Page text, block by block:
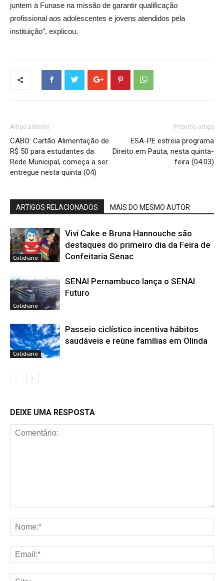
juntem à Funase na missão de garantir qualificação
profissional aos adolescentes e jovens atendidos pela
instituição”, explicou.
Artigo anterior
CABO: Cartão Alimentação de
R$ 50 para estudantes da
Rede Municipal, começa a ser
entregue nesta quinta (04)
Próximo artigo
ESA-PE estreia programa
Direito em Pauta, nesta quinta-
feira (04.03)
ARTIGOS RELACIONADOS MAIS DO MESMO AUTOR
Cotidiano
Vivi Cake e Bruna Hannouche são
destaques do primeiro dia da Feira de
Confeitaria Senac
Cotidiano
SENAI Pernambuco lança o SENAI
Futuro
Cotidiano
Passeio ciclístico incentiva hábitos
saudáveis e reúne famílias em Olinda
DEIXE UMA RESPOSTA